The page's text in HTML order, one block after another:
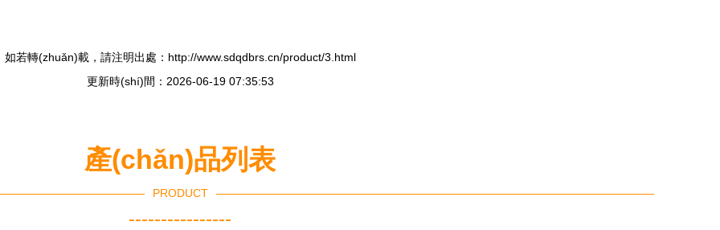
如若轉(zhuǎn)載，請注明出處：http://www.sdqdbrs.cn/product/3.html
更新時(shí)間：2026-06-19 07:35:53
產(chǎn)品列表
PRODUCT
----------------